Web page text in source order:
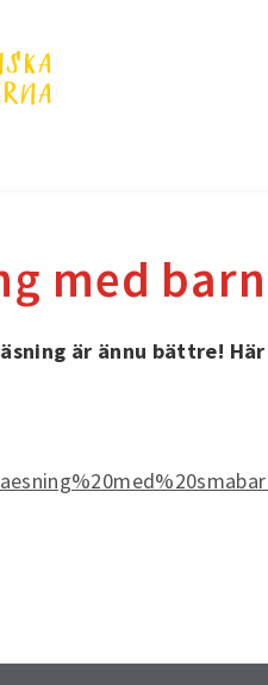
med
är ännu bättre!